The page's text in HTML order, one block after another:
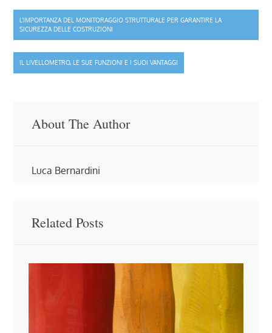
Navigazione
articoli
L’IMPORTANZA DEL MONITORAGGIO STRUTTURALE PER GARANTIRE LA
SICUREZZA DELLE COSTRUZIONI
IL LIVELLOMETRO, LE SUE FUNZIONI E I SUOI VANTAGGI
About The Author
Luca Bernardini
Related Posts